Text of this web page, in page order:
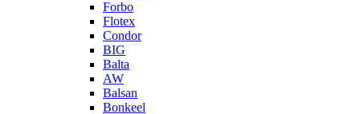
Forbo
Flotex
Condor
BIG
Balta
AW
Balsan
Bonkeel